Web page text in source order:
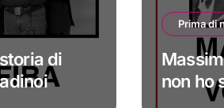
di
Prima di
non ho
credo